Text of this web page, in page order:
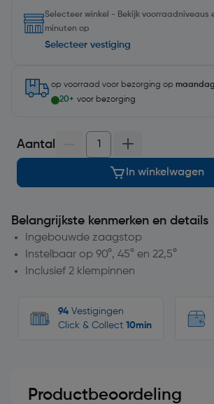
Selecteer winkel - Bekijk voorraadniveaus
minuten op
Selecteer vestiging
op voorraad voor bezorging op maandag
20+ voor bezorging
Aantal
In winkelwagen
Belangrijkste kenmerken en details
Ingebouwde zaagstop
Instelbaar op 90°, 45° en 22,5°
Inclusief 2 klempinnen
94 Vestigingen
Click & Collect 10min
Productbeoordeling